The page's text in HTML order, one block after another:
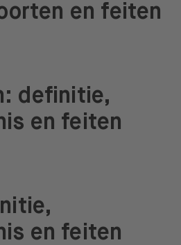
en feiten
definitie,
en feiten
en feiten